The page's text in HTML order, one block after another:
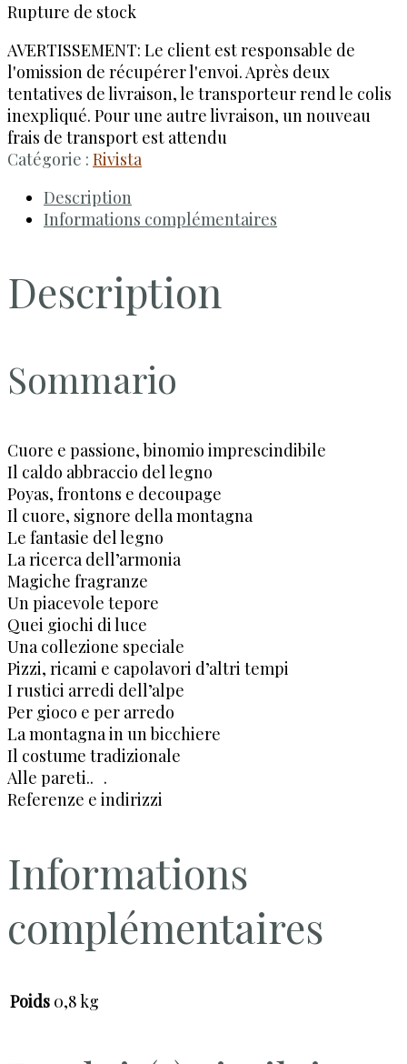
Rupture de stock
AVERTISSEMENT: Le client est responsable de
l'omission de récupérer l'envoi. Après deux
tentatives de livraison, le transporteur rend le colis
inexpliqué. Pour une autre livraison, un nouveau
frais de transport est attendu
Catégorie : Rivista
Description
Informations complémentaires
Description
Sommario
Cuore e passione, binomio imprescindibile
Il caldo abbraccio del legno
Poyas, frontons e decoupage
Il cuore, signore della montagna
Le fantasie del legno
La ricerca dell’armonia
Magiche fragranze
Un piacevole tepore
Quei giochi di luce
Una collezione speciale
Pizzi, ricami e capolavori d’altri tempi
I rustici arredi dell’alpe
Per gioco e per arredo
La montagna in un bicchiere
Il costume tradizionale
Alle pareti.. .
Referenze e indirizzi
Informations
complémentaires
Poids 0,8 kg